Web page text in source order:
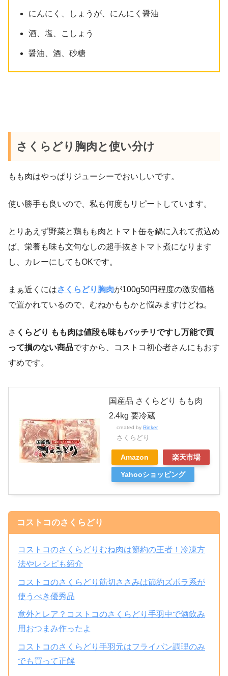
にんにく、しょうが、にんにく醤油
酒、塩、こしょう
醤油、酒、砂糖
さくらどり胸肉と使い分け
もも肉はやっぱりジューシーでおいしいです。
使い勝手も良いので、私も何度もリピートしています。
とりあえず野菜と鶏もも肉とトマト缶を鍋に入れて煮込め
ば、栄養も味も文句なしの超手抜きトマト煮になります
し、カレーにしてもOKです。
まぁ近くにはさくらどり胸肉が100g50円程度の激安価格
で置かれているので、むねかももかと悩みますけどね。
さ くらどり もも肉は値段も味もバッチリですし万能で買
って損のない商品ですから、コストコ初心者さんにもおす
すめです。
国産品 さくらどり もも肉
2.4kg 要冷蔵
created by Rinker
さくらどり
Amazon 楽天市場
Yahooショッピング
コストコのさくらどり
コストコのさくらどりむね肉は節約の王者！冷凍方
法やレシピも紹介
コストコのさくらどり筋切ささみは節約ズボラ系が
使うべき優秀品
意外とレア？コストコのさくらどり手羽中で酒飲み
用おつまみ作ったよ
コストコのさくらどり手羽元はフライパン調理のみ
でも買って正解